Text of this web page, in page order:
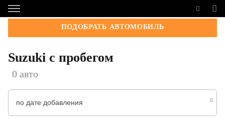
ПОДОБРАТЬ АВТОМОБИЛЬ
Suzuki с пробегом
0 авто
по дате добавления